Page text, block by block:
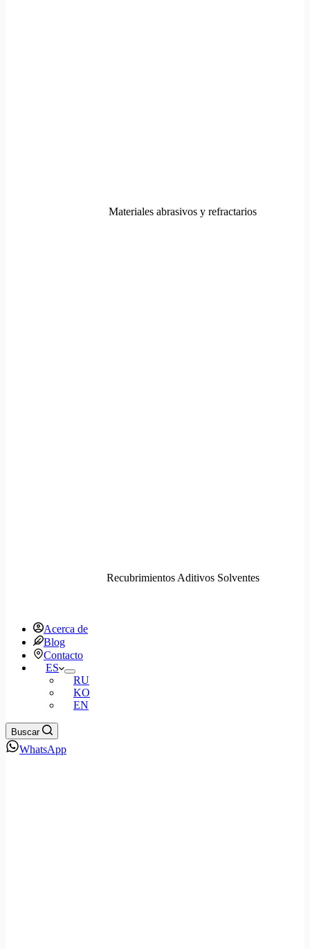
Materiales abrasivos y refractarios
Recubrimientos Aditivos Solventes
Acerca de
Blog
Contacto
ES
RU
KO
EN
Buscar
WhatsApp